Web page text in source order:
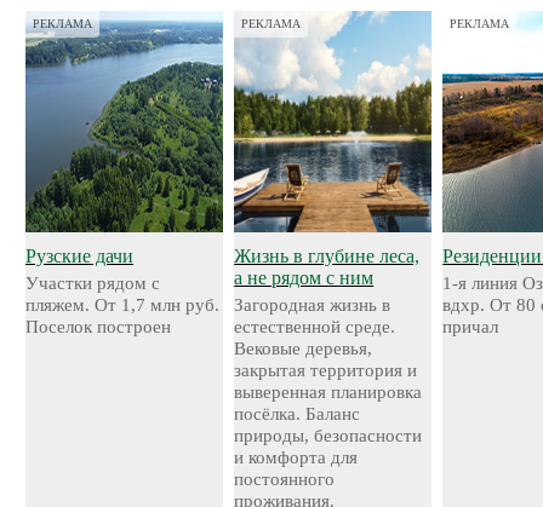
РЕКЛАМА
Рузские дачи
Участки рядом с
пляжем. От 1,7 млн руб.
Поселок построен
РЕКЛАМА
Жизнь в глубине леса,
а не рядом с ним
Загородная жизнь в
естественной среде.
Вековые деревья,
закрытая территория и
выверенная планировка
посёлка. Баланс
природы, безопасности
и комфорта для
постоянного
проживания.
РЕКЛАМА
1-я линия
вдхр. От 80
причал